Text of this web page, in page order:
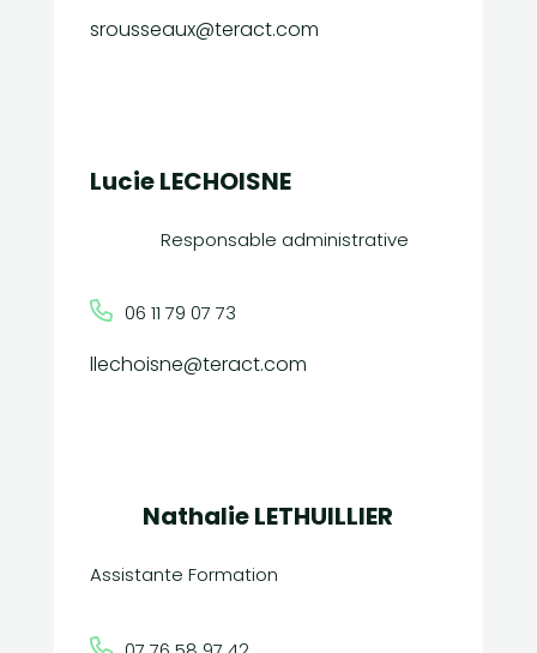
srousseaux@teract.com
Lucie LECHOISNE
Responsable administrative
06 11 79 07 73
llechoisne@teract.com
Nathalie LETHUILLIER
Assistante Formation